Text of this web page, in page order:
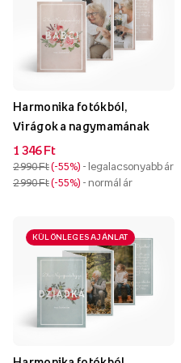
Harmonika fotókból,
Virágok a nagymamának
1 346 Ft
2 990 Ft -55% - legalacsonyabb ár
2 990 Ft -55% - normál ár
KÜLÖNLEGES AJÁNLAT